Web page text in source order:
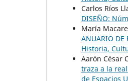
Carlos Ríos
DISEÑO:
María
ANUARIO DE
Historia,
Aarón César
traza a la
de Espacios